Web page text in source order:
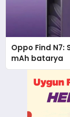
Oppo Find N7:
mAh batarya